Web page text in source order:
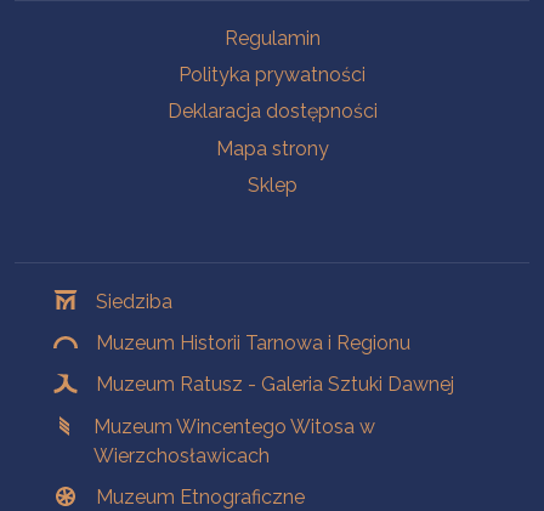
Regulamin
Polityka prywatności
Deklaracja dostępności
Mapa strony
Sklep
Siedziba
Muzeum Historii Tarnowa i Regionu
Muzeum Ratusz - Galeria Sztuki Dawnej
Muzeum Wincentego Witosa w
Wierzchosławicach
Muzeum Etnograficzne